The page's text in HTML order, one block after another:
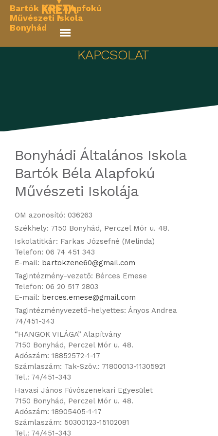
Skip
content
Bartók Béla Alapfokú
Művészeti Iskola
Bonyhád
KAPCSOLAT
Bonyhádi Általános Iskola
Bartók Béla Alapfokú
Művészeti Iskolája
OM azonosító: 036263
Székhely: 7150 Bonyhád, Perczel Mór u. 48.
Iskolatitkár: Farkas Józsefné (Melinda)
Telefon: 06 74 451 343
E-mail: bartokzene60@gmail.com
Tagintézmény-vezető: Bérces Emese
Telefon: 06 20 517 2803
E-mail: berces.emese@gmail.com
Tagintézményvezető-helyettes: Ányos Andrea
74/451-343
“HANGOK VILÁGA” Alapítvány
7150 Bonyhád, Perczel Mór u. 48.
Adószám: 18852572-1-17
Számlaszám: Tak-Szöv.: 71800013-11305921
Tel.: 74/451-343
Havasi János Fúvószenekari Egyesület
7150 Bonyhád, Perczel Mór u. 48.
Adószám: 18905405-1-17
Számlaszám: 50300123-15102081
Tel.: 74/451-343